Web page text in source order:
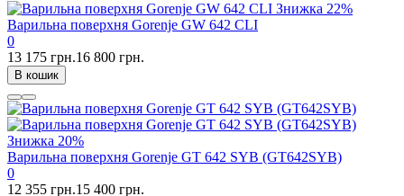
Знижка 22%
Варильна поверхня Gorenje GW 642 CLI
0
13 175 грн.16 800 грн.
В кошик
Знижка 20%
Варильна поверхня Gorenje GT 642 SYB (GT642SYB)
0
12 355 грн.15 400 грн.